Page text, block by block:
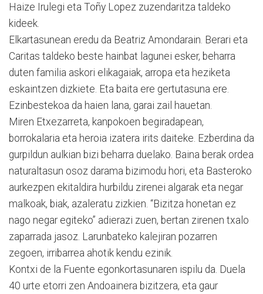
Haize Irulegi eta Toñy Lopez zuzendaritza taldeko
kideek.
Elkartasunean eredu da Beatriz Amondarain. Berari eta
Caritas taldeko beste hainbat lagunei esker, beharra
duten familia askori elikagaiak, arropa eta heziketa
eskaintzen dizkiete. Eta baita ere gertutasuna ere.
Ezinbestekoa da haien lana, garai zail hauetan.
Miren Etxezarreta, kanpokoen begiradapean,
borrokalaria eta heroia izatera irits daiteke. Ezberdina da
gurpildun aulkian bizi beharra duelako. Baina berak ordea
naturaltasun osoz darama bizimodu hori, eta Basteroko
aurkezpen ekitaldira hurbildu zirenei algarak eta negar
malkoak, biak, azaleratu zizkien. “Bizitza honetan ez
nago negar egiteko” adierazi zuen, bertan zirenen txalo
zaparrada jasoz. Larunbateko kalejiran pozarren
zegoen, irribarrea ahotik kendu ezinik.
Kontxi de la Fuente egonkortasunaren ispilu da. Duela
40 urte etorri zen Andoainera bizitzera, eta gaur